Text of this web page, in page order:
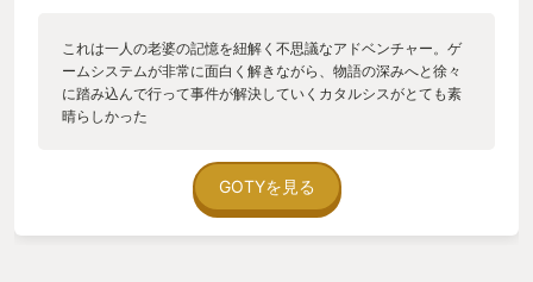
これは一人の老婆の記憶を紐解く不思議なアドベンチャー。ゲ
ームシステムが非常に面白く解きながら、物語の深みへと徐々
に踏み込んで行って事件が解決していくカタルシスがとても素
晴らしかった
GOTYを見る